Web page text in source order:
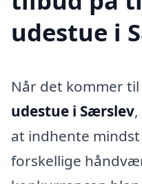
udestue i
Når det kommer til
udestue i Særslev
at indhente
forskellige